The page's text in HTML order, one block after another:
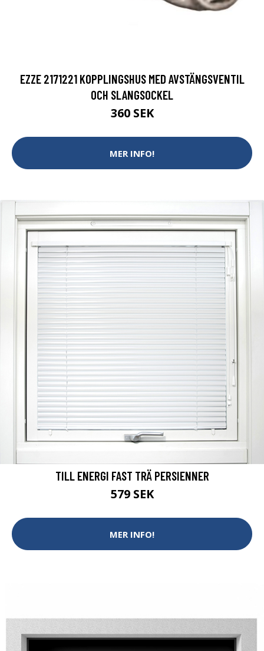
EZZE 2171221 KOPPLINGSHUS MED AVSTÄNGSVENTIL
OCH SLANGSOCKEL
360 SEK
MER INFO!
TILL ENERGI FAST TRÄ PERSIENNER
579 SEK
MER INFO!